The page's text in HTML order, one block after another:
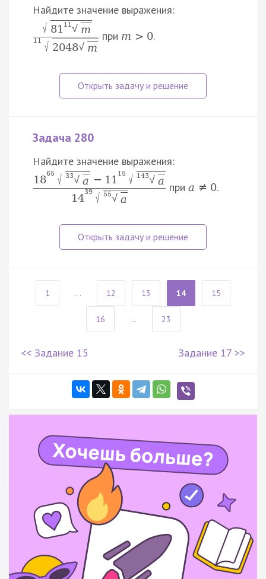
Найдите значение выражения:
√ 81 11√ m
11 √ 2048√ m
при m > 0.
Задача 280
Найдите значение выражения:
1865 √ 33√ a − 11 15 √ 143√ a
1439 √ 55√ a
при a ≠ 0.
1 ... 12 13 14 15
16 ... 23
<< Задание 15 Задание 17 >>